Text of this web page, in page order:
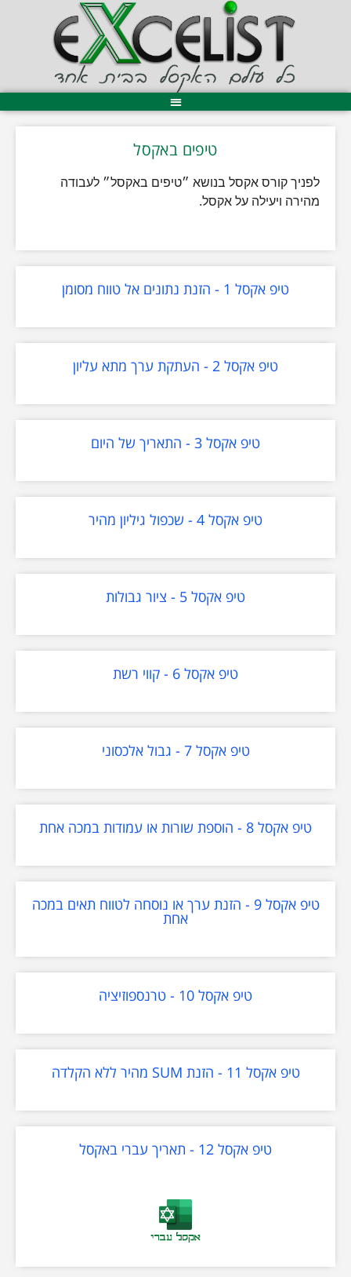
טיפים באקסל
לפניך קורס אקסל בנושא ״טיפים באקסל״ לעבודה
מהירה ויעילה על אקסל.
טיפ אקסל 1 - הזנת נתונים אל טווח מסומן
טיפ אקסל 2 - העתקת ערך מתא עליון
טיפ אקסל 3 - התאריך של היום
טיפ אקסל 4 - שכפול גיליון מהיר
טיפ אקסל 5 - ציור גבולות
טיפ אקסל 6 - קווי רשת
טיפ אקסל 7 - גבול אלכסוני
טיפ אקסל 8 - הוספת שורות או עמודות במכה אחת
טיפ אקסל 9 - הזנת ערך או נוסחה לטווח תאים במכה
אחת
טיפ אקסל 10 - טרנספוזיציה
טיפ אקסל 11 - הזנת SUM מהיר ללא הקלדה
טיפ אקסל 12 - תאריך עברי באקסל